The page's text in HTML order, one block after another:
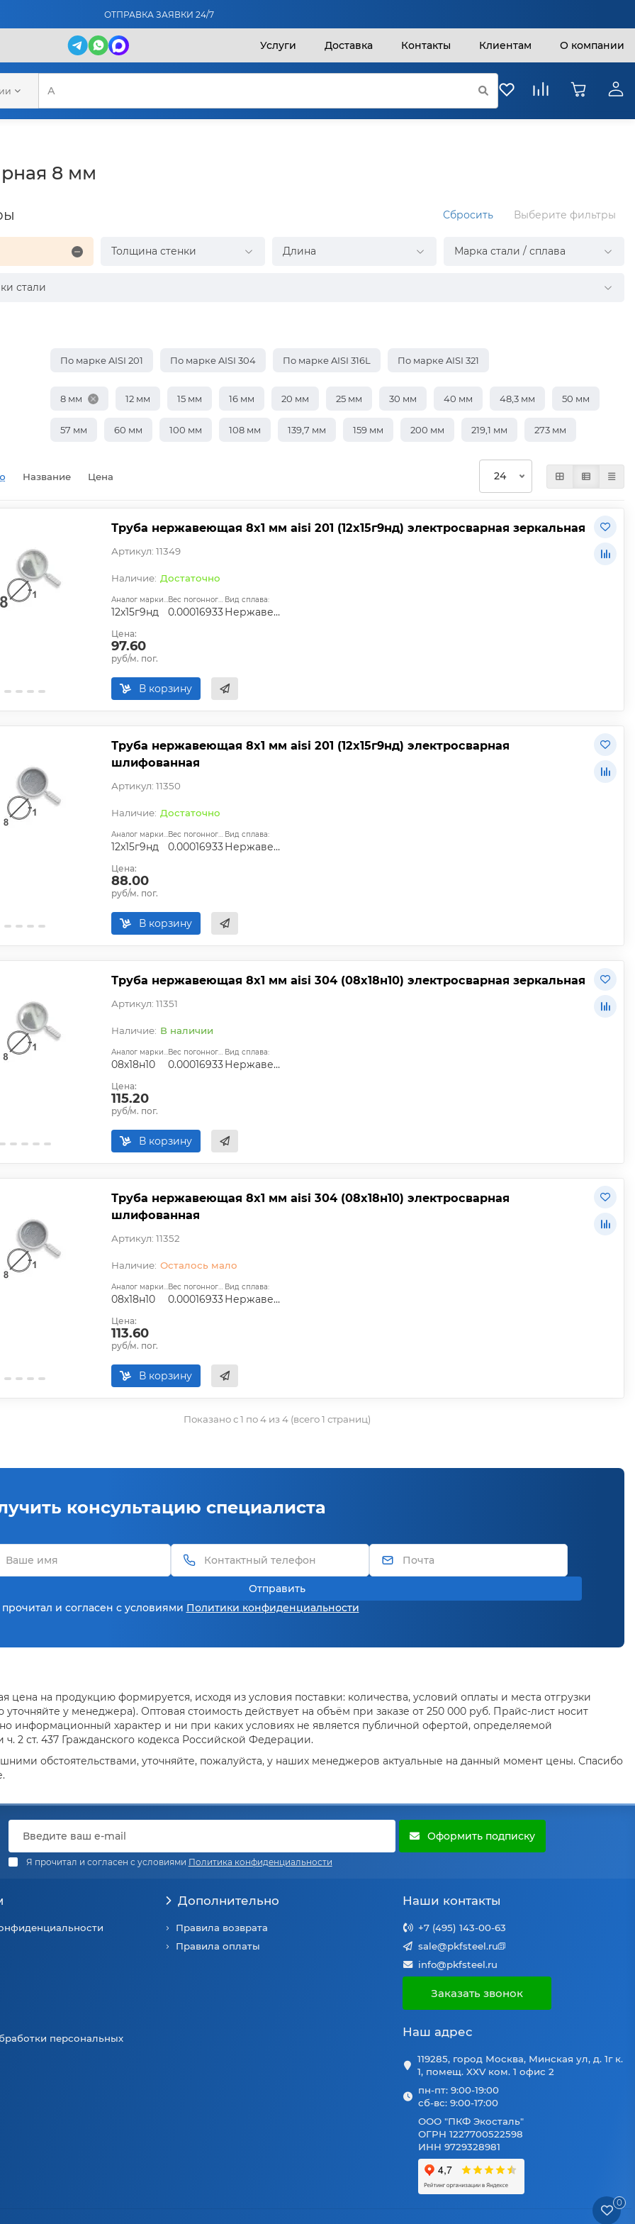
ОТПРАВКА ЗАЯВКИ 24/7
Услуги Доставка Контакты Клиентам О компании
8 мм
Сбросить Выберите фильтры
Толщина стенки Длина Марка стали / сплава
стали
По марке AISI 201 По марке AISI 304 По марке AISI 316L По марке AISI 321
8 мм 12 мм 15 мм 16 мм 20 мм 25 мм 30 мм 40 мм 48,3 мм 50 мм
57 мм 60 мм 100 мм 108 мм 139,7 мм 159 мм 200 мм 219,1 мм 273 мм
Название Цена
Труба нержавеющая 8х1 мм aisi 201 (12х15г9нд) электросварная зеркальная
Артикул: 11349
Достаточно
Аналог марки стали:
12х15г9нд
Вес погонного метра, т.:
0.00016933
Вид сплава:
Нержавеющая сталь
Цена:
97.60
руб/м. пог.
В корзину
Труба нержавеющая 8х1 мм aisi 201 (12х15г9нд) электросварная
шлифованная
Артикул: 11350
Достаточно
Аналог марки стали:
12х15г9нд
Вес погонного метра, т.:
0.00016933
Вид сплава:
Нержавеющая сталь
Цена:
88.00
руб/м. пог.
В корзину
Труба нержавеющая 8х1 мм aisi 304 (08х18н10) электросварная зеркальная
Артикул: 11351
В наличии
Аналог марки стали:
08х18н10
Вес погонного метра, т.:
0.00016933
Вид сплава:
Нержавеющая сталь
Цена:
115.20
руб/м. пог.
В корзину
Труба нержавеющая 8х1 мм aisi 304 (08х18н10) электросварная
шлифованная
Артикул: 11352
Осталось мало
Аналог марки стали:
08х18н10
Вес погонного метра, т.:
0.00016933
Вид сплава:
Нержавеющая сталь
Цена:
113.60
руб/м. пог.
В корзину
Показано с 1 по 4 из 4 (всего 1 страниц)
консультацию специалиста
Отправить
и согласен с условиями Политики конфиденциальности
цена на продукцию формируется, исходя из условия поставки: количества, условий оплаты и места отгрузки
у менеджера). Оптовая стоимость действует на объём при заказе от 250 000 руб. Прайс-лист носит
информационный характер и ни при каких условиях не является публичной офертой, определяемой
2 ст. 437 Гражданского кодекса Российской Федерации.
обстоятельствами, уточняйте, пожалуйста, у наших менеджеров актуальные на данный момент цены. Спасибо
Оформить подписку
Я прочитал и согласен с условиями Политика конфиденциальности
персональных
Дополнительно
Правила возврата
Правила оплаты
Наши контакты
+7 (495) 143-00-63
sale@pkfsteel.ru
info@pkfsteel.ru
Заказать звонок
Наш адрес
119285, город Москва, Минская ул, д. 1г к.
1, помещ. XXV ком. 1 офис 2
пн-пт: 9:00-19:00
сб-вс: 9:00-17:00
ООО "ПКФ Экосталь"
ОГРН 1227700522598
ИНН 9729328981
0